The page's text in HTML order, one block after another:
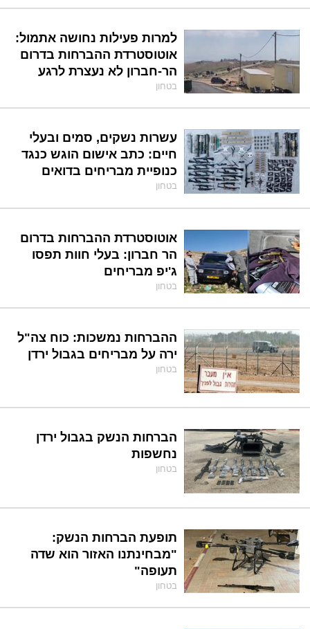
למרות פעילות נחושה אתמול:
אוטוסטרדת ההברחות בדרום
הר-חברון לא נעצרת לרגע
בטחון
עשרות נשקים, סמים ובעלי
חיים: כתב אישום הוגש כנגד
כנופיית מבריחים בדואים
בטחון
אוטוסטרדת ההברחות בדרום
הר חברון: בעלי חוות תפסו
ג'יפ מבריחים
בטחון
ההברחות נמשכות: כוח צה"ל
ירה על מבריחים בגבול ירדן
בטחון
הברחות הנשק בגבול ירדן
נחשפות
בטחון
תופעת הברחות הנשק:
"מבחינתנו האזור הוא שדה
תעופה"
בטחון